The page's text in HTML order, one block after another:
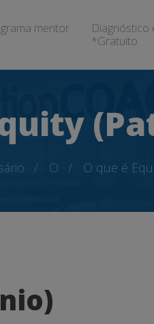
mentor
Diagnóstico
*Gratuito
O O que é